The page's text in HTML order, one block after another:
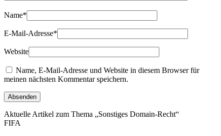
Name*
E-Mail-Adresse*
Website
Name, E-Mail-Adresse und Website in diesem Browser für
meinen nächsten Kommentar speichern.
Aktuelle Artikel zum Thema „Sonstiges Domain-Recht“
FIFA